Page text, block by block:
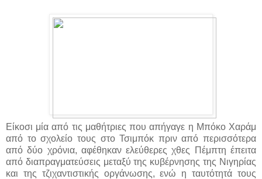
Είκοσι μία από τις μαθήτριες που απήγαγε η Μπόκο Χαράμ
από το σχολείο τους στο Τσιμπόκ πριν από περισσότερα
από δύο χρόνια, αφέθηκαν ελεύθερες χθες Πέμπτη έπειτα
από διαπραγματεύσεις μεταξύ της κυβέρνησης της Νιγηρίας
και της τζιχαντιστικής οργάνωσης, ενώ η ταυτότητά τους